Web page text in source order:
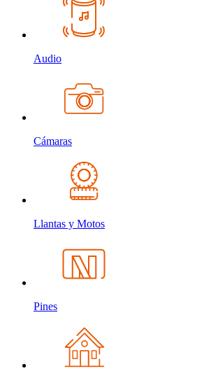
Audio
Cámaras
Llantas y Motos
Pines